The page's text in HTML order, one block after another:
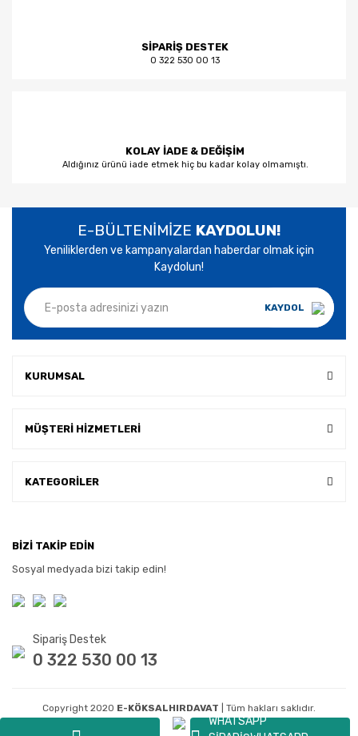
WHATSAPP
SİPARİŞ DESTEK
0 322 530 00 13
KOLAY İADE & DEĞİŞİM
Aldığınız ürünü iade etmek hiç bu kadar kolay olmamıştı.
E-BÜLTENİMİZE KAYDOLUN!
Yeniliklerden ve kampanyalardan haberdar olmak için
Kaydolun!
KAYDOL
KURUMSAL
MÜŞTERİ HİZMETLERİ
KATEGORİLER
BİZİ TAKİP EDİN
Sosyal medyada bizi takip edin!
Sipariş Destek
0 322 530 00 13
Copyright 2020 E-KÖKSALHIRDAVAT | Tüm hakları saklıdır.